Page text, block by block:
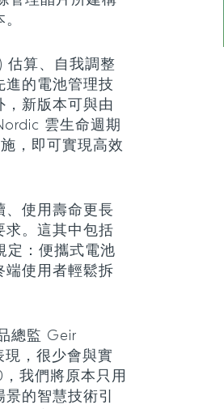
估算、自我調整
進的電池管理技
，新版本可與由
雲生命週期
，即可實現高效
、使用壽命更長
求。這其中包括
定：便攜式電池
端使用者輕鬆拆
總監 Geir
現，很少會與實
我們將原本只用
的智慧技術引